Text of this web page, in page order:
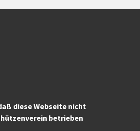
diese Webseite nicht
betrieben